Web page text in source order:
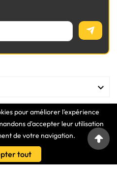
pour améliorer l'expérience
d'accepter leur utilisation
de votre navigation.
tout



